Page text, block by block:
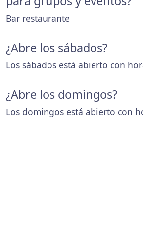
Bar restaurante
¿Abre los sábados?
Los sábados está abierto con
¿Abre los domingos?
Los domingos está abierto con